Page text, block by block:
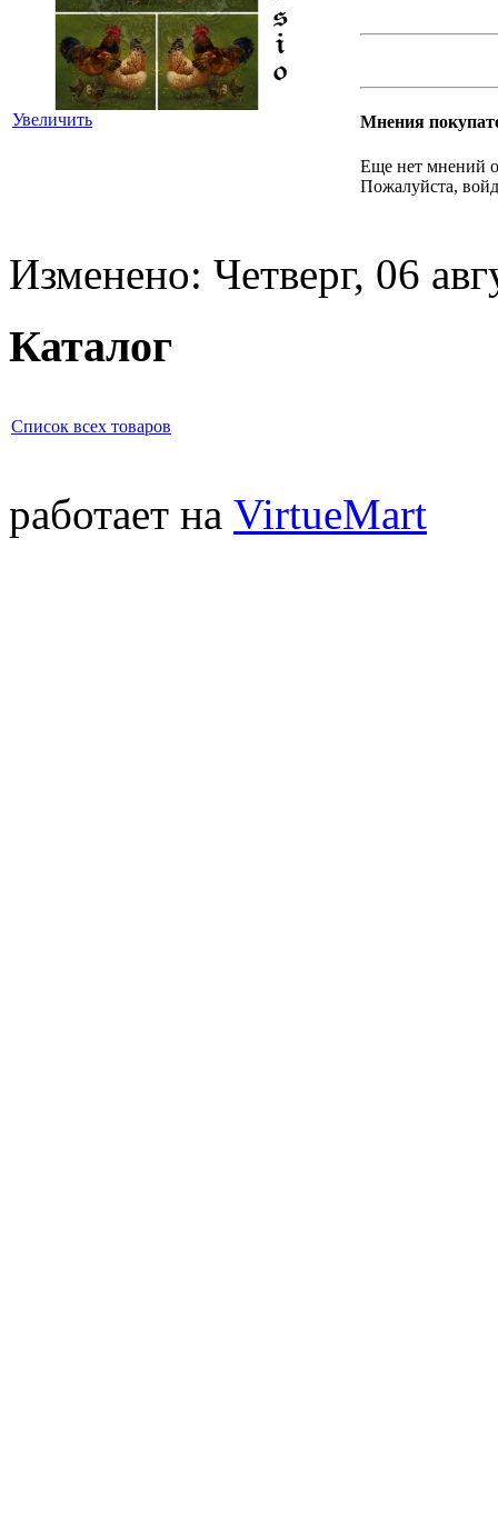
Увеличить Мнения
Еще нет мнений
Пожалуйста,
Изменено: Четверг, 06
Каталог
Список всех товаров
работает на VirtueMart